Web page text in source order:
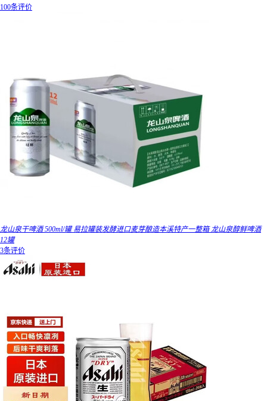
100条评价
龙山泉干啤酒 500ml/罐 易拉罐装发酵进口麦芽酿造本溪特产一整箱 龙山泉醇鲜啤酒
12罐
3条评价